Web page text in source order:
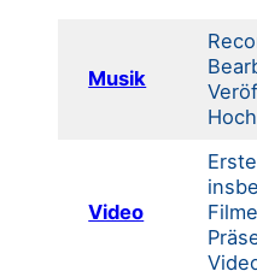
Musik
Video